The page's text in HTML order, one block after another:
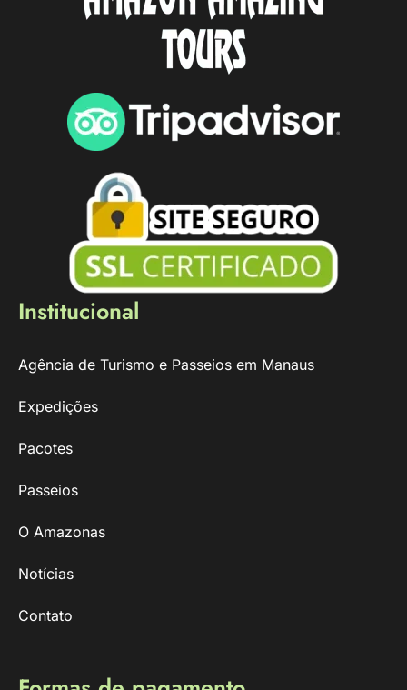
Institucional
Agência de Turismo e Passeios em Manaus
Expedições
Pacotes
Passeios
O Amazonas
Notícias
Contato